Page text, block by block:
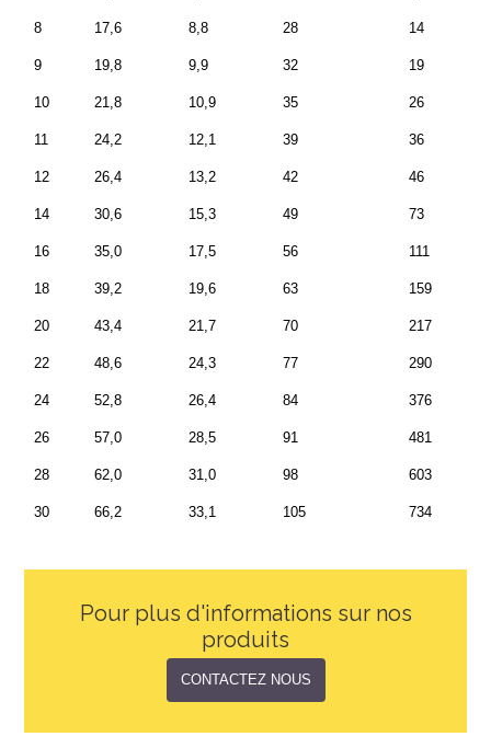
8 17,6 8,8 28 14
9 19,8 9,9 32 19
10 21,8 10,9 35 26
11 24,2 12,1 39 36
12 26,4 13,2 42 46
14 30,6 15,3 49 73
16 35,0 17,5 56 111
18 39,2 19,6 63 159
20 43,4 21,7 70 217
22 48,6 24,3 77 290
24 52,8 26,4 84 376
26 57,0 28,5 91 481
28 62,0 31,0 98 603
30 66,2 33,1 105 734
Pour plus d'informations sur nos
produits
CONTACTEZ NOUS